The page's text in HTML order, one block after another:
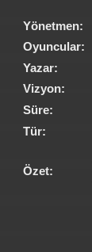
Yönetmen:
Oyuncular:
Yazar:
Vizyon:
Süre:
Tür:
Özet: